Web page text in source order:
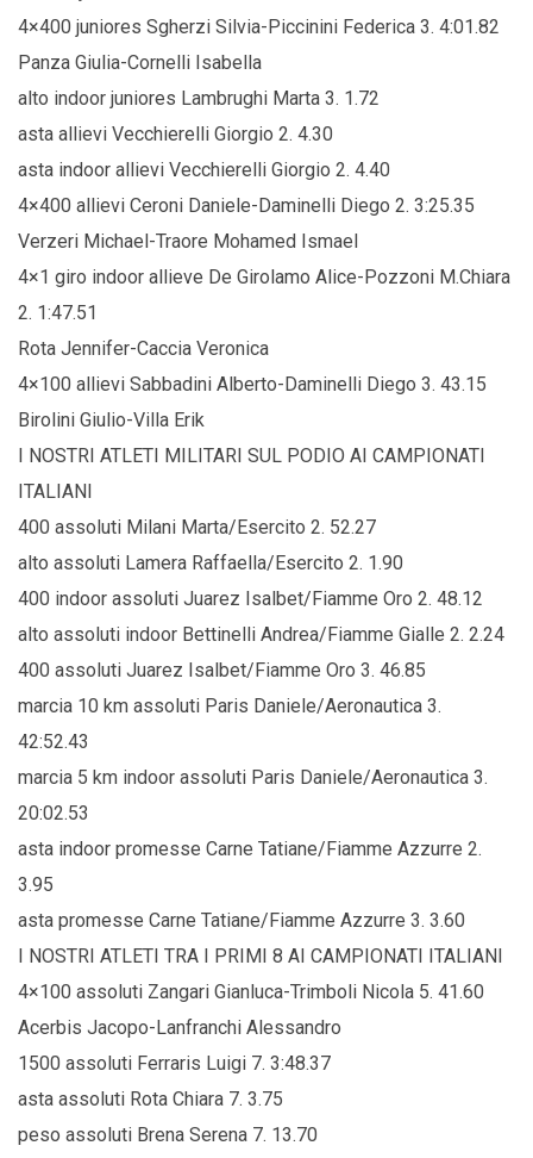
4×400 juniores Sgherzi Silvia-Piccinini Federica 3. 4:01.82
Panza Giulia-Cornelli Isabella
alto indoor juniores Lambrughi Marta 3. 1.72
asta allievi Vecchierelli Giorgio 2. 4.30
asta indoor allievi Vecchierelli Giorgio 2. 4.40
4×400 allievi Ceroni Daniele-Daminelli Diego 2. 3:25.35
Verzeri Michael-Traore Mohamed Ismael
4×1 giro indoor allieve De Girolamo Alice-Pozzoni M.Chiara
2. 1:47.51
Rota Jennifer-Caccia Veronica
4×100 allievi Sabbadini Alberto-Daminelli Diego 3. 43.15
Birolini Giulio-Villa Erik
I NOSTRI ATLETI MILITARI SUL PODIO AI CAMPIONATI
ITALIANI
400 assoluti Milani Marta/Esercito 2. 52.27
alto assoluti Lamera Raffaella/Esercito 2. 1.90
400 indoor assoluti Juarez Isalbet/Fiamme Oro 2. 48.12
alto assoluti indoor Bettinelli Andrea/Fiamme Gialle 2. 2.24
400 assoluti Juarez Isalbet/Fiamme Oro 3. 46.85
marcia 10 km assoluti Paris Daniele/Aeronautica 3.
42:52.43
marcia 5 km indoor assoluti Paris Daniele/Aeronautica 3.
20:02.53
asta indoor promesse Carne Tatiane/Fiamme Azzurre 2.
3.95
asta promesse Carne Tatiane/Fiamme Azzurre 3. 3.60
I NOSTRI ATLETI TRA I PRIMI 8 AI CAMPIONATI ITALIANI
4×100 assoluti Zangari Gianluca-Trimboli Nicola 5. 41.60
Acerbis Jacopo-Lanfranchi Alessandro
1500 assoluti Ferraris Luigi 7. 3:48.37
asta assoluti Rota Chiara 7. 3.75
peso assoluti Brena Serena 7. 13.70